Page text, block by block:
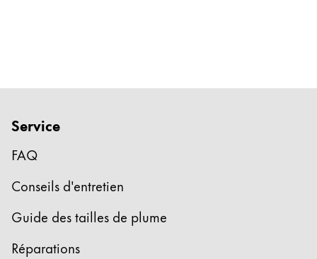
Holiday Special
Coffrets cadeaux
Gravure
Service
FAQ
Conseils d'entretien
Guide des tailles de plume
Réparations